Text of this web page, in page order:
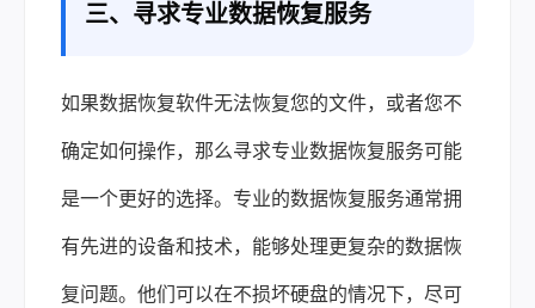
三、寻求专业数据恢复服务
如果数据恢复软件无法恢复您的文件，或者您不
确定如何操作，那么寻求专业数据恢复服务可能
是一个更好的选择。专业的数据恢复服务通常拥
有先进的设备和技术，能够处理更复杂的数据恢
复问题。他们可以在不损坏硬盘的情况下，尽可